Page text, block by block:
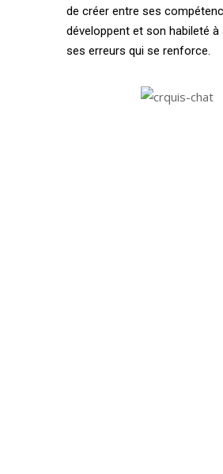
de créer entre ses
développent et son habileté
ses erreurs qui se renforce.